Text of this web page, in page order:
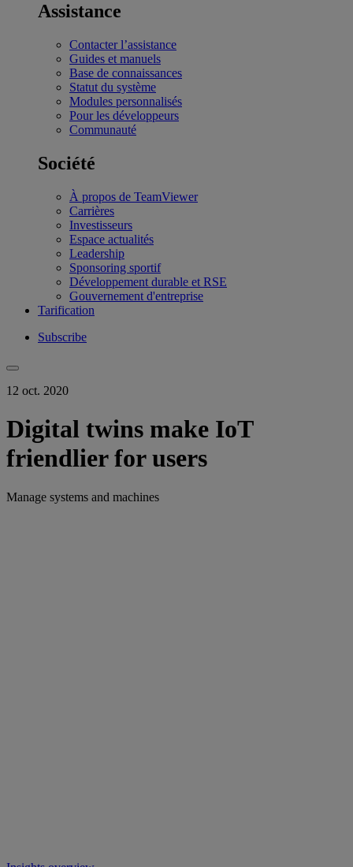
Assistance
Contacter l’assistance
Guides et manuels
Base de connaissances
Statut du système
Modules personnalisés
Pour les développeurs
Communauté
Société
À propos de TeamViewer
Carrières
Investisseurs
Espace actualités
Leadership
Sponsoring sportif
Développement durable et RSE
Gouvernement d'entreprise
Tarification
Subscribe
12 oct. 2020
Digital twins make IoT
friendlier for users
Manage systems and machines